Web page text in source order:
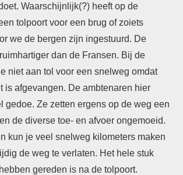
Waarschijnlijk(?) heeft op de
tolpoort voor een brug of zoiets
we de bergen zijn ingestuurd. De
dan de Fransen. Bij de
niet aan tol voor een snelweg omdat
is afgevangen. De ambtenaren hier
gedoe. Ze zetten ergens op de weg een
de diverse toe- en afvoer ongemoeid.
kun je veel snelweg kilometers maken
de weg te verlaten. Het hele stuk
gereden is na de tolpoort.